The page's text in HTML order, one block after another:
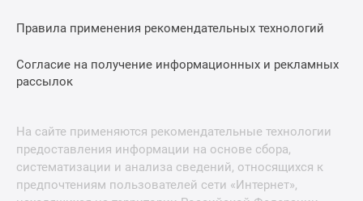
Правила применения рекомендательных технологий
Согласие на получение информационных и рекламных
рассылок
На сайте применяются рекомендательные технологии
предоставления информации на основе сбора,
систематизации и анализа сведений, относящихся к
предпочтениям пользователей сети «Интернет»,